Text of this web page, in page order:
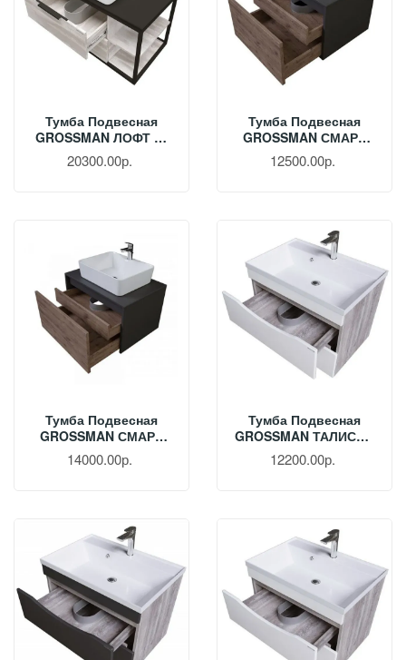
Тумба Подвесная
GROSSMAN ЛОФТ 90
См Шанико/металл
Черный 109002
20300.00р.
Тумба Подвесная
GROSSMAN СМАРТ
60 См Веллигтон/
Графит 106009
12500.00р.
Тумба Подвесная
GROSSMAN СМАРТ
70 См Веллигтон/
Графит 107009
14000.00р.
Тумба Подвесная
GROSSMAN ТАЛИС 70
См Бетон Пайн/
Белый Глянец 107011
12200.00р.